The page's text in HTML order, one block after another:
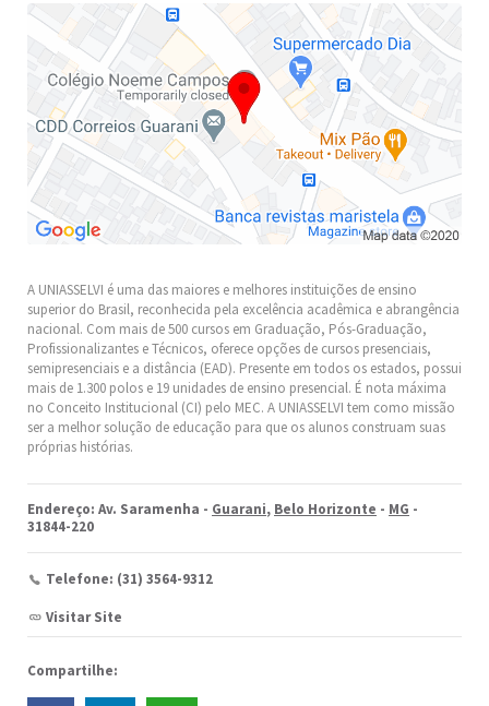
A UNIASSELVI é uma das maiores e melhores instituições de ensino
superior do Brasil, reconhecida pela excelência acadêmica e abrangência
nacional. Com mais de 500 cursos em Graduação, Pós-Graduação,
Profissionalizantes e Técnicos, oferece opções de cursos presenciais,
semipresenciais e a distância (EAD). Presente em todos os estados, possui
mais de 1.300 polos e 19 unidades de ensino presencial. É nota máxima
no Conceito Institucional (CI) pelo MEC. A UNIASSELVI tem como missão
ser a melhor solução de educação para que os alunos construam suas
próprias histórias.
Endereço: Av. Saramenha - Guarani, Belo Horizonte - MG -
31844-220
Telefone: (31) 3564-9312
Visitar Site
Compartilhe: